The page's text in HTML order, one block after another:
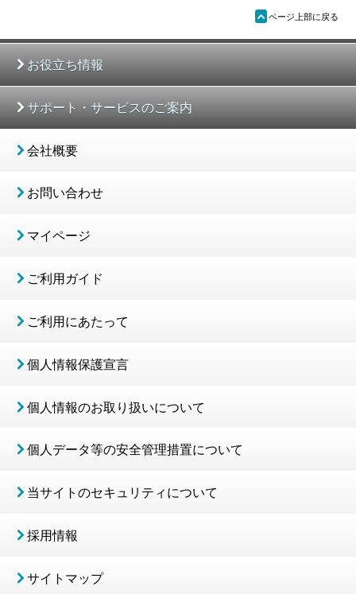
ü ページ上部に戻る
お役立ち情報
サポート・サービスのご案内
会社概要
お問い合わせ
マイページ
ご利用ガイド
ご利用にあたって
個人情報保護宣言
個人情報のお取り扱いについて
個人データ等の安全管理措置について
当サイトのセキュリティについて
採用情報
サイトマップ